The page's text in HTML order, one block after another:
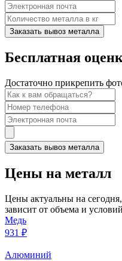
Заказать вывоз металла
Бесплатная
Достаточно прикрепить
Заказать вывоз металла
Цены на металл
Цены актуальны на
зависит от объема и
Медь
931 ₽
Алюминий